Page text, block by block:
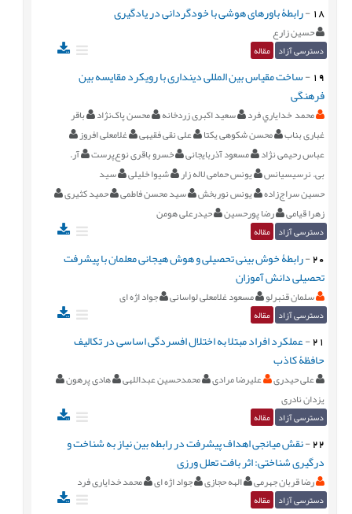
18
-رابطۀ باورهای هوشی با خودگردانی در یادگیری
حسین زارع
دسترسی آزاد مقاله
19
-ساخت مقياس بين المللی دينداری با رويکرد مقايسه بين
فرهنگی
محمد خداياري فرد سعید اکبری زردخانه محسن پاک‌نژاد
باقر
غباری بناب
محسن شکوهی یکتا علی نقی فقیهی
غلامعلی افروز
عباس رحیمی نژاد
مسعود آذربایجانی خسرو باقری نوع‌پرست
آر.
بی. نرسیسیانس
یونس حمامی لاله زار شیوا خلیلی
سید
حسین سراج‌زاده
یونس نوربخش سید محسن فاطمی
حمید کثیری
زهرا قیامی
رضا پورحسین حیدرعلی هومن
دسترسی آزاد مقاله
20
-رابطۀ خوش بینی تحصیلی و هوش هیجانی معلمان با پیشرفت
تحصیلی دانش آموزان
سلمان قنبرلو مسعود غلامعلی لواسانی جواد اژه ای
دسترسی آزاد مقاله
21
-عملکرد افراد مبتلا به اختلال افسردگی اساسی در تکالیف
حافظۀ کاذب
علی حیدری علیرضا مرادی محمدحسین عبداللهی
هادی پرهون
یزدان نادری
دسترسی آزاد مقاله
22
-نقش میانجی اهداف پیشرفت در رابطه بین نیاز به شناخت و
درگیری شناختی: اثر بافت تعلل ورزی
رضا قربان جهرمی الهه حجازی جواد اژه ای محمد خدایاری فرد
دسترسی آزاد مقاله